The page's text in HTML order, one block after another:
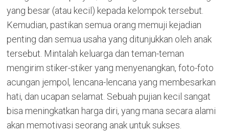
yang besar (atau kecil) kepada kelompok tersebut.
Kemudian, pastikan semua orang memuji kejadian
penting dan semua usaha yang ditunjukkan oleh anak
tersebut. Mintalah keluarga dan teman-teman
mengirim stiker-stiker yang menyenangkan, foto-foto
acungan jempol, lencana-lencana yang membesarkan
hati, dan ucapan selamat. Sebuah pujian kecil sangat
bisa meningkatkan harga diri, yang mana secara alami
akan memotivasi seorang anak untuk sukses.